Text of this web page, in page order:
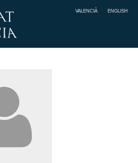
VALENCIÀ ENGLISH